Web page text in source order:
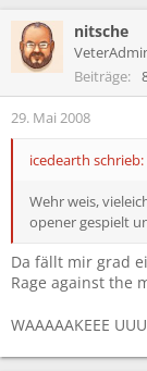
nitsche
Beiträge
29. Mai 2008
icedearth schrieb:
Wehr weis,
opener gespielt
Da fällt mir grad
Rage against the
WAAAAAKEEE